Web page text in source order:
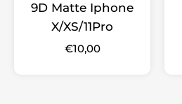
9D Matte Iphone
X/XS/11Pro
€10,00